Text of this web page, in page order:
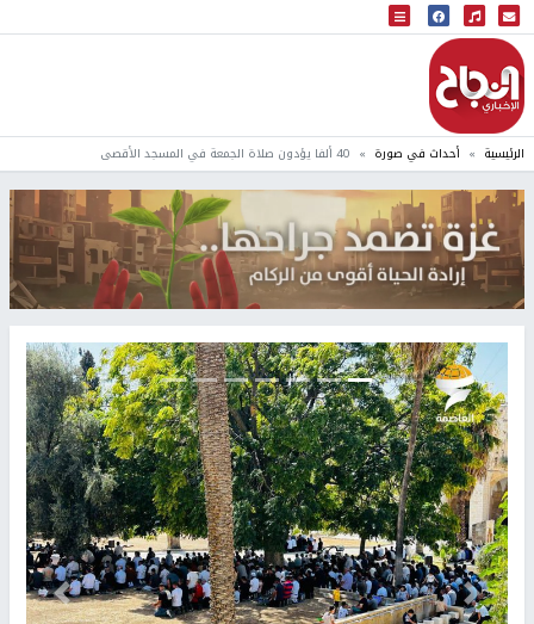
البث المباشر
إذاعة النجاح
الرئيسية أحداث في صورة 40 ألفا يؤدون صلاة الجمعة في المسجد الأقصى
Previous التالي